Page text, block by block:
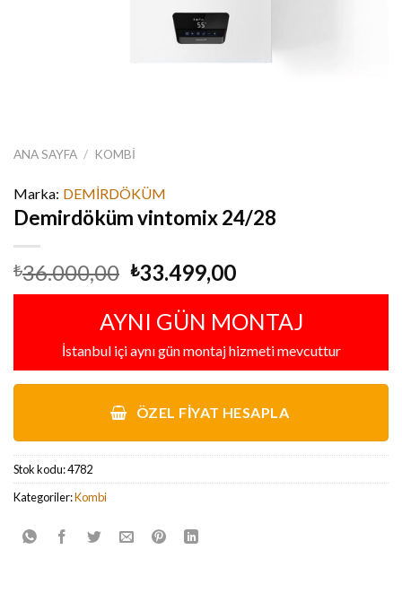
ANA SAYFA / KOMBI
Marka: DEMİRDÖKÜM
Demirdöküm vintomix 24/28
₺36.000,00 Orijinal
fiyat:
₺36.000,00.
₺33.499,00Şu
andaki
fiyat:
₺33.499,00.
AYNI GÜN MONTAJ
İstanbul içi aynı gün montaj hizmeti mevcuttur
ÖZEL FIYAT HESAPLA
Stok kodu:4782
Kategoriler:Kombi